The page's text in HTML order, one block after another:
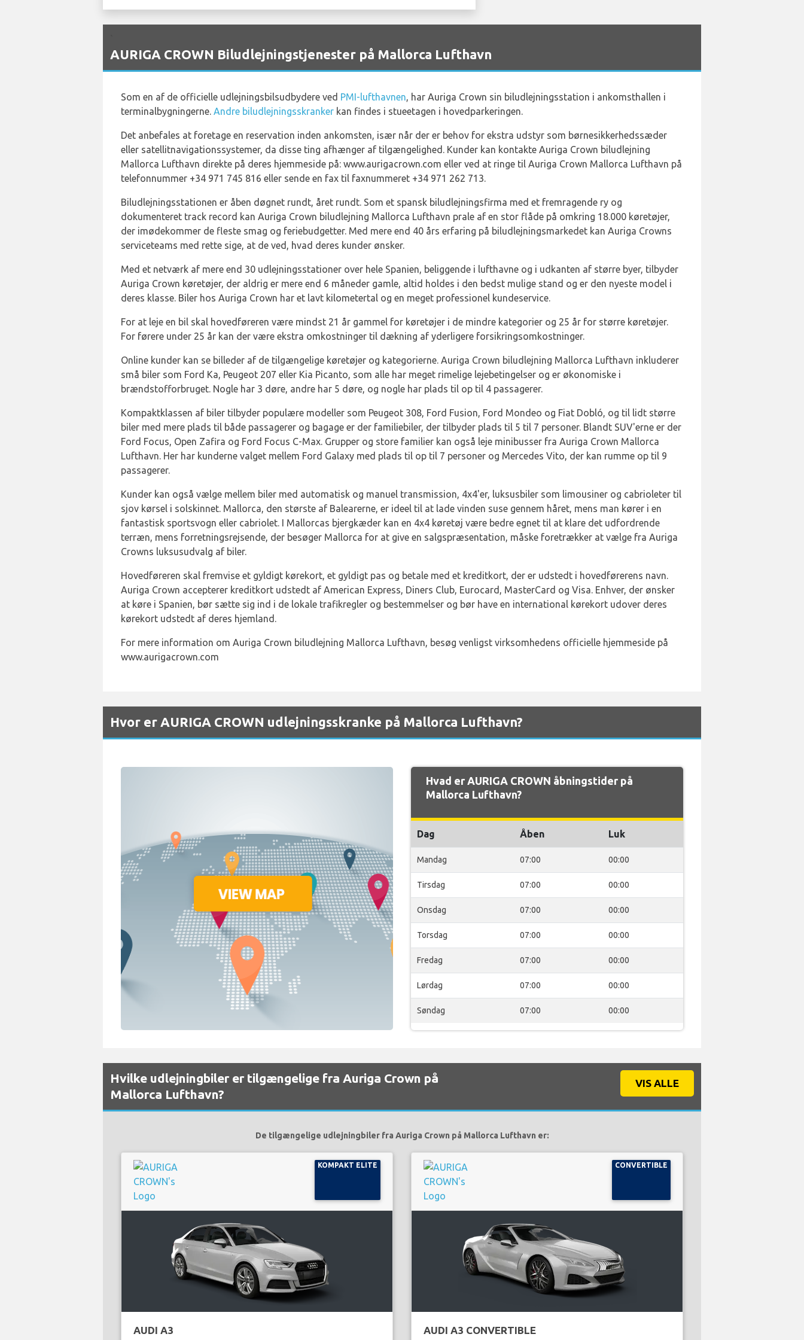
AURIGA CROWN Biludlejningstjenester på Mallorca Lufthavn
Som en af de officielle udlejningsbilsudbydere ved PMI-lufthavnen, har Auriga Crown sin biludlejningsstation i ankomsthallen i
terminalbygningerne. Andre biludlejningsskranker kan findes i stueetagen i hovedparkeringen.
Det anbefales at foretage en reservation inden ankomsten, især når der er behov for ekstra udstyr som børnesikkerhedssæder
eller satellitnavigationssystemer, da disse ting afhænger af tilgængelighed. Kunder kan kontakte Auriga Crown biludlejning
Mallorca Lufthavn direkte på deres hjemmeside på: www.aurigacrown.com eller ved at ringe til Auriga Crown Mallorca Lufthavn på
telefonnummer +34 971 745 816 eller sende en fax til faxnummeret +34 971 262 713.
Biludlejningsstationen er åben døgnet rundt, året rundt. Som et spansk biludlejningsfirma med et fremragende ry og
dokumenteret track record kan Auriga Crown biludlejning Mallorca Lufthavn prale af en stor flåde på omkring 18.000 køretøjer,
der imødekommer de fleste smag og feriebudgetter. Med mere end 40 års erfaring på biludlejningsmarkedet kan Auriga Crowns
serviceteams med rette sige, at de ved, hvad deres kunder ønsker.
Med et netværk af mere end 30 udlejningsstationer over hele Spanien, beliggende i lufthavne og i udkanten af større byer, tilbyder
Auriga Crown køretøjer, der aldrig er mere end 6 måneder gamle, altid holdes i den bedst mulige stand og er den nyeste model i
deres klasse. Biler hos Auriga Crown har et lavt kilometertal og en meget professionel kundeservice.
For at leje en bil skal hovedføreren være mindst 21 år gammel for køretøjer i de mindre kategorier og 25 år for større køretøjer.
For førere under 25 år kan der være ekstra omkostninger til dækning af yderligere forsikringsomkostninger.
Online kunder kan se billeder af de tilgængelige køretøjer og kategorierne. Auriga Crown biludlejning Mallorca Lufthavn inkluderer
små biler som Ford Ka, Peugeot 207 eller Kia Picanto, som alle har meget rimelige lejebetingelser og er økonomiske i
brændstofforbruget. Nogle har 3 døre, andre har 5 døre, og nogle har plads til op til 4 passagerer.
Kompaktklassen af biler tilbyder populære modeller som Peugeot 308, Ford Fusion, Ford Mondeo og Fiat Dobló, og til lidt større
biler med mere plads til både passagerer og bagage er der familiebiler, der tilbyder plads til 5 til 7 personer. Blandt SUV'erne er der
Ford Focus, Open Zafira og Ford Focus C-Max. Grupper og store familier kan også leje minibusser fra Auriga Crown Mallorca
Lufthavn. Her har kunderne valget mellem Ford Galaxy med plads til op til 7 personer og Mercedes Vito, der kan rumme op til 9
passagerer.
Kunder kan også vælge mellem biler med automatisk og manuel transmission, 4x4'er, luksusbiler som limousiner og cabrioleter til
sjov kørsel i solskinnet. Mallorca, den største af Balearerne, er ideel til at lade vinden suse gennem håret, mens man kører i en
fantastisk sportsvogn eller cabriolet. I Mallorcas bjergkæder kan en 4x4 køretøj være bedre egnet til at klare det udfordrende
terræn, mens forretningsrejsende, der besøger Mallorca for at give en salgspræsentation, måske foretrækker at vælge fra Auriga
Crowns luksusudvalg af biler.
Hovedføreren skal fremvise et gyldigt kørekort, et gyldigt pas og betale med et kreditkort, der er udstedt i hovedførerens navn.
Auriga Crown accepterer kreditkort udstedt af American Express, Diners Club, Eurocard, MasterCard og Visa. Enhver, der ønsker
at køre i Spanien, bør sætte sig ind i de lokale trafikregler og bestemmelser og bør have en international kørekort udover deres
kørekort udstedt af deres hjemland.
For mere information om Auriga Crown biludlejning Mallorca Lufthavn, besøg venligst virksomhedens officielle hjemmeside på
www.aurigacrown.com
Hvor er AURIGA CROWN udlejningsskranke på Mallorca Lufthavn?
Hvad er AURIGA CROWN åbningstider på
Mallorca Lufthavn?
Dag Åben Luk
Mandag 07:00 00:00
Tirsdag 07:00 00:00
Onsdag 07:00 00:00
Torsdag 07:00 00:00
Fredag 07:00 00:00
Lørdag 07:00 00:00
Søndag 07:00 00:00
Hvilke udlejningbiler er tilgængelige fra Auriga Crown på
Mallorca Lufthavn?
VIS ALLE
De tilgængelige udlejningbiler fra Auriga Crown på Mallorca Lufthavn er:
KOMPAKT ELITE
AUDI A3
CONVERTIBLE
AUDI A3 CONVERTIBLE